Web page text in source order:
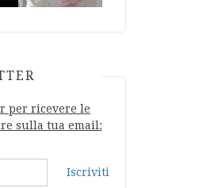
per ricevere le
sulla tua email:
Iscriviti